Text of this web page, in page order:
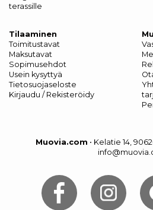
terassille
Tilaaminen
Toimitustavat
Maksutavat
Sopimusehdot
Usein kysyttyä
Tietosuojaseloste
Kirjaudu / Rekisteröidy
Muovia.com • Kelatie 14,